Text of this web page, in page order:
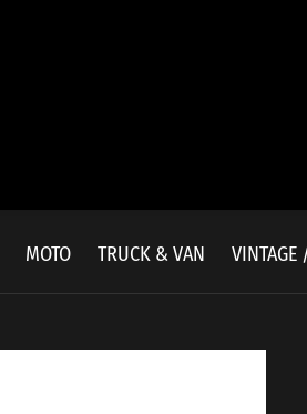
MOTO TRUCK & VAN VINTAGE